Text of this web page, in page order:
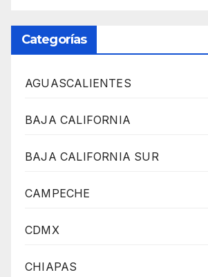
Categorías
AGUASCALIENTES
BAJA CALIFORNIA
BAJA CALIFORNIA SUR
CAMPECHE
CDMX
CHIAPAS